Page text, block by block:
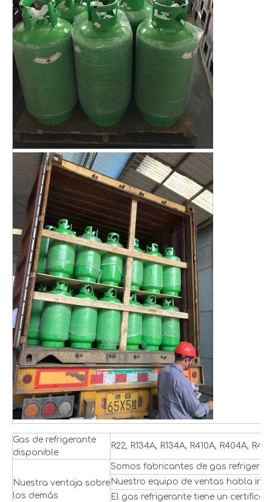
Gas de refrigerante
disponible
R22, R134A, R134A, R410A, R404A,
Nuestra ventaja sobre
los demás
Somos fabricantes de gas
Nuestro equipo de ventas habla
El gas refrigerante tiene un